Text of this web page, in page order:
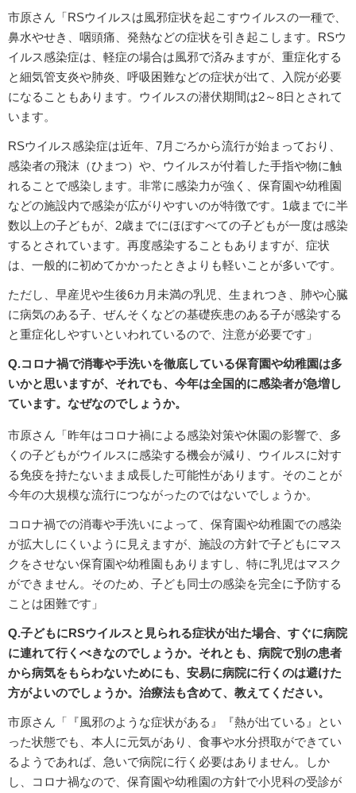
市原さん「RSウイルスは風邪症状を起こすウイルスの一種で、
鼻水やせき、咽頭痛、発熱などの症状を引き起こします。RSウ
イルス感染症は、軽症の場合は風邪で済みますが、重症化する
と細気管支炎や肺炎、呼吸困難などの症状が出て、入院が必要
になることもあります。ウイルスの潜伏期間は2～8日とされて
います。
RSウイルス感染症は近年、7月ごろから流行が始まっており、
感染者の飛沫（ひまつ）や、ウイルスが付着した手指や物に触
れることで感染します。非常に感染力が強く、保育園や幼稚園
などの施設内で感染が広がりやすいのが特徴です。1歳までに半
数以上の子どもが、2歳までにほぼすべての子どもが一度は感染
するとされています。再度感染することもありますが、症状
は、一般的に初めてかかったときよりも軽いことが多いです。
ただし、早産児や生後6カ月未満の乳児、生まれつき、肺や心臓
に病気のある子、ぜんそくなどの基礎疾患のある子が感染する
と重症化しやすいといわれているので、注意が必要です」
Q.コロナ禍で消毒や手洗いを徹底している保育園や幼稚園は多
いかと思いますが、それでも、今年は全国的に感染者が急増し
ています。なぜなのでしょうか。
市原さん「昨年はコロナ禍による感染対策や休園の影響で、多
くの子どもがウイルスに感染する機会が減り、ウイルスに対す
る免疫を持たないまま成長した可能性があります。そのことが
今年の大規模な流行につながったのではないでしょうか。
コロナ禍での消毒や手洗いによって、保育園や幼稚園での感染
が拡大しにくいように見えますが、施設の方針で子どもにマス
クをさせない保育園や幼稚園もありますし、特に乳児はマスク
ができません。そのため、子ども同士の感染を完全に予防する
ことは困難です」
Q.子どもにRSウイルスと見られる症状が出た場合、すぐに病院
に連れて行くべきなのでしょうか。それとも、病院で別の患者
から病気をもらわないためにも、安易に病院に行くのは避けた
方がよいのでしょうか。治療法も含めて、教えてください。
市原さん「『風邪のような症状がある』『熱が出ている』とい
った状態でも、本人に元気があり、食事や水分摂取ができてい
るようであれば、急いで病院に行く必要はありません。しか
し、コロナ禍なので、保育園や幼稚園の方針で小児科の受診が